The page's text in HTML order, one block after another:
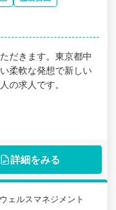
だきます。東京都中
柔軟な発想で新しい
の求人です。
詳細をみる
ェルスマネジメント